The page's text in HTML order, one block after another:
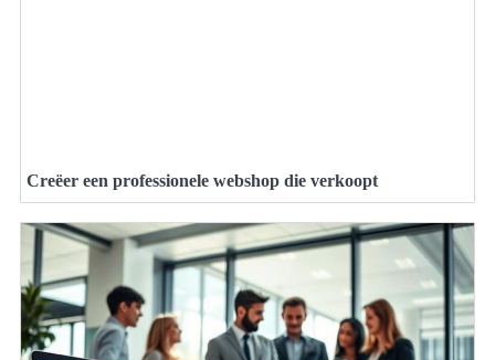
Creëer een professionele webshop die verkoopt